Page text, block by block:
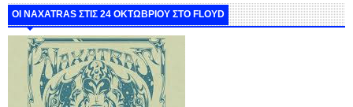
ΟΙ NAXATRAS ΣΤΙΣ 24 ΟΚΤΩΒΡΙΟΥ ΣΤΟ FLOYD